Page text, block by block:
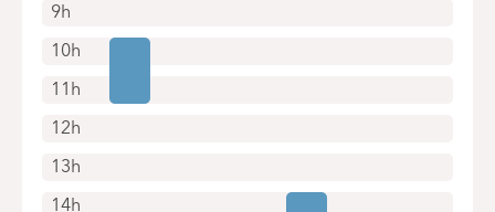
9h
10h
11h
12h
13h
14h